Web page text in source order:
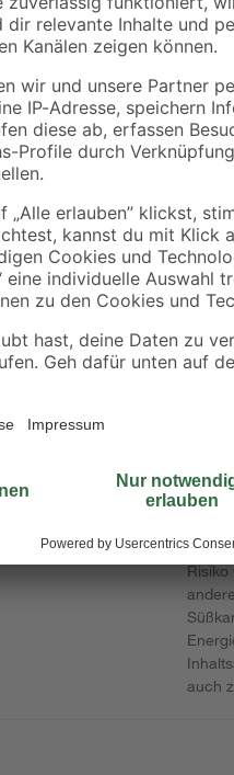
Bestseller
Knauf
Flexkleber 22 kg
19,99 € 25,99 €
Keine
Risiko
auch